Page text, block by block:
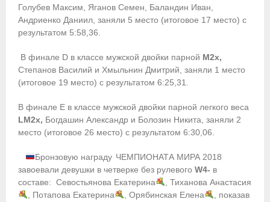
- Контакты
- Пул тестирования РУСАДА
- Семинары и экзамены
- Документы
Фото
Голубев Максим, Яганов Семен, Баландин Иван,
Андриенко Даниил, заняли 5 место (итоговое 17 место) с
результатом 5:58,36.
В финале D в классе мужской двойки парной M2x,
Степанов Василий и Хмыльнин Дмитрий, заняли 1 место
(итоговое 19 место) с результатом 6:25,31.
В финале E в классе мужской двойки парной легкого веса
LM2x, Богдашин Александр и Болозин Никита, заняли 2
место (итоговое 26 место) с результатом 6:30,06.
Бронзовую награду ЧЕМПИОНАТА МИРА 2018
завоевали девушки в четверке без рулевого W4- в
составе: Севостьянова Екатерина
, Тиханова Анастасия
, Потапова Екатерина
, Орябинская Елена
, показав